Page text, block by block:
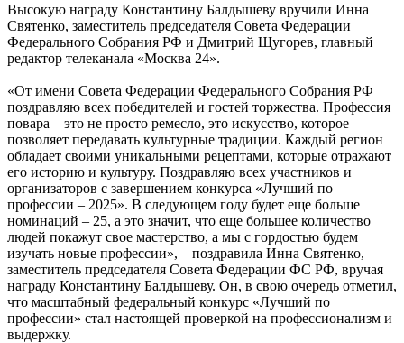
Высокую награду Константину Балдышеву вручили Инна
Святенко, заместитель председателя Совета Федерации
Федерального Собрания РФ и Дмитрий Щугорев, главный
редактор телеканала «Москва 24».
«От имени Совета Федерации Федерального Собрания РФ
поздравляю всех победителей и гостей торжества. Профессия
повара – это не просто ремесло, это искусство, которое
позволяет передавать культурные традиции. Каждый регион
обладает своими уникальными рецептами, которые отражают
его историю и культуру. Поздравляю всех участников и
организаторов с завершением конкурса «Лучший по
профессии – 2025». В следующем году будет еще больше
номинаций – 25, а это значит, что еще большее количество
людей покажут свое мастерство, а мы с гордостью будем
изучать новые профессии», – поздравила Инна Святенко,
заместитель председателя Совета Федерации ФС РФ, вручая
награду Константину Балдышеву. Он, в свою очередь отметил,
что масштабный федеральный конкурс «Лучший по
профессии» стал настоящей проверкой на профессионализм и
выдержку.